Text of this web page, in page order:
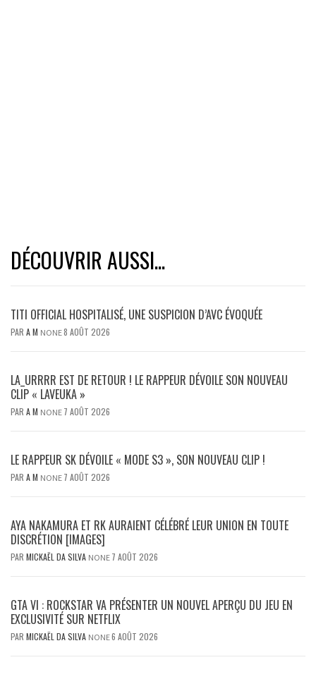
DÉCOUVRIR AUSSI...
TITI OFFICIAL HOSPITALISÉ, UNE SUSPICION D’AVC ÉVOQUÉE
PAR A M NONE8 AOÛT 2026
LA_URRRR EST DE RETOUR ! LE RAPPEUR DÉVOILE SON NOUVEAU
CLIP « LAVEUKA »
PAR A M NONE 7 AOÛT 2026
LE RAPPEUR SK DÉVOILE « MODE S3 », SON NOUVEAU CLIP !
PAR A M NONE 7 AOÛT 2026
AYA NAKAMURA ET RK AURAIENT CÉLÉBRÉ LEUR UNION EN TOUTE
DISCRÉTION [IMAGES]
PAR MICKAËL DA SILVA NONE 7 AOÛT 2026
GTA VI : ROCKSTAR VA PRÉSENTER UN NOUVEL APERÇU DU JEU EN
EXCLUSIVITÉ SUR NETFLIX
PAR MICKAËL DA SILVA NONE6 AOÛT 2026